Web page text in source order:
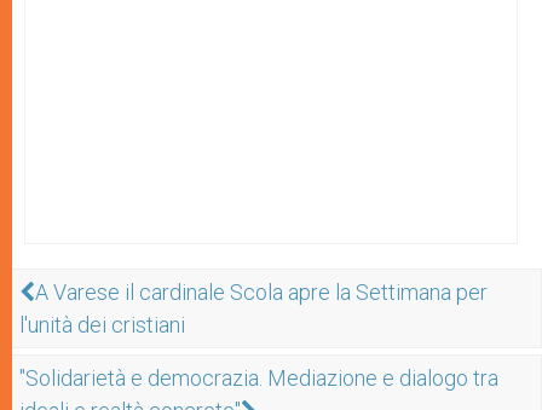
A Varese il cardinale Scola apre la Settimana per
l'unità dei cristiani
"Solidarietà e democrazia. Mediazione e dialogo tra